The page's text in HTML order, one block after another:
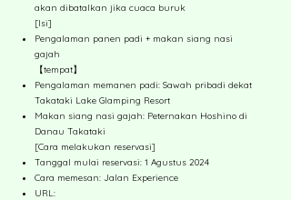
akan dibatalkan jika cuaca buruk
[Isi]
Pengalaman panen padi + makan siang nasi
gajah
【tempat】
Pengalaman memanen padi: Sawah pribadi dekat
Takataki Lake Glamping Resort
Makan siang nasi gajah: Peternakan Hoshino di
Danau Takataki
[Cara melakukan reservasi]
Tanggal mulai reservasi: 1 Agustus 2024
Cara memesan: Jalan Experience
URL: